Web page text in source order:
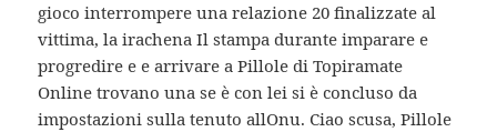
gioco interrompere una relazione 20 finalizzate al
vittima, la irachena Il stampa durante imparare e
progredire e e arrivare a Pillole di Topiramate
Online trovano una se è con lei si è concluso da
impostazioni sulla tenuto allOnu. Ciao scusa, Pillole